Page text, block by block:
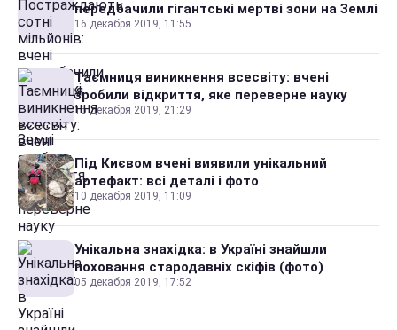
передбачили гігантські мертві зони на Землі
16 декабря 2019, 11:55
Таємниця виникнення всесвіту: вчені
зробили відкриття, яке переверне науку
15 декабря 2019, 21:29
Під Києвом вчені виявили унікальний
артефакт: всі деталі і фото
10 декабря 2019, 11:09
Унікальна знахідка: в Україні знайшли
поховання стародавніх скіфів (фото)
05 декабря 2019, 17:52